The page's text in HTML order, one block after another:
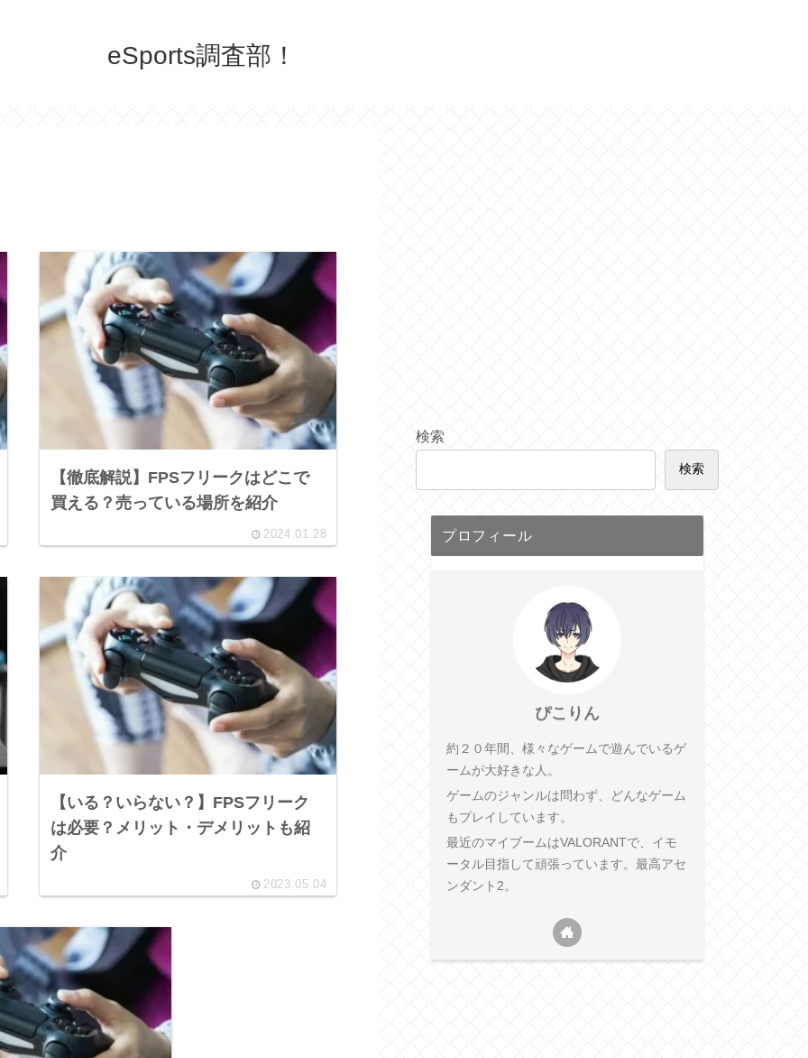
eSports調査部！
【徹底解説】FPSフリークはどこで
買える？売っている場所を紹介
2024.01.28
【いる？いらない？】FPSフリーク
は必要？メリット・デメリットも紹
介
2023.05.04
検索
検索
プロフィール
ぴこりん
約２０年間、様々なゲームで遊んでいるゲ
ームが大好きな人。
ゲームのジャンルは問わず、どんなゲーム
もプレイしています。
最近のマイブームはVALORANTで、イモ
ータル目指して頑張っています。最高アセ
ンダント2。